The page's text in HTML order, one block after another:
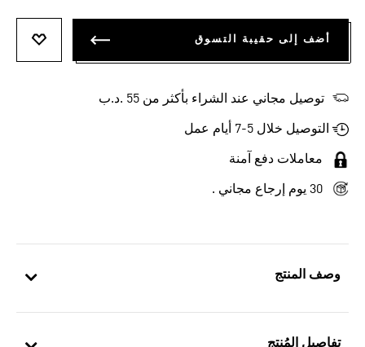
وصف المنتج
تفاصيل المُنتج
أضف إلى حقيبة التسوق
توصيل مجاني عند الشراء بأكثر من 55 .د.ب‎
التوصيل خلال 5-7 أيام عمل
معاملات دفع آمنة